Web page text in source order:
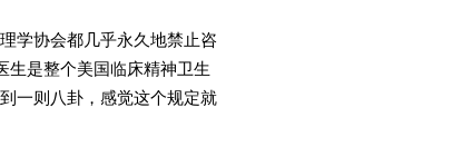
学协会都几乎永久地禁止咨
生是整个美国临床精神卫生
一则八卦，感觉这个规定就